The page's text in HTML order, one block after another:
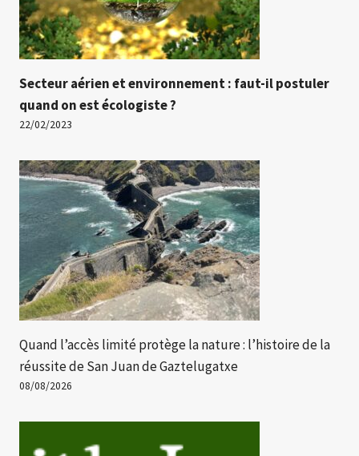
Secteur aérien et environnement : faut-il postuler
quand on est écologiste ?
22/02/2023
Quand l’accès limité protège la nature : l’histoire de la
réussite de San Juan de Gaztelugatxe
08/08/2026